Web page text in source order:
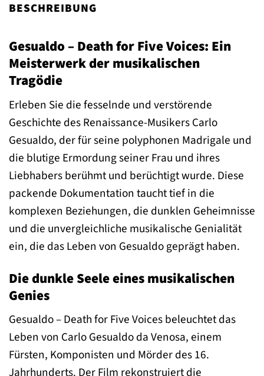
BESCHREIBUNG
Gesualdo – Death for Five Voices: Ein
Meisterwerk der musikalischen
Tragödie
Erleben Sie die fesselnde und verstörende
Geschichte des Renaissance-Musikers Carlo
Gesualdo, der für seine polyphonen Madrigale und
die blutige Ermordung seiner Frau und ihres
Liebhabers berühmt und berüchtigt wurde. Diese
packende Dokumentation taucht tief in die
komplexen Beziehungen, die dunklen Geheimnisse
und die unvergleichliche musikalische Genialität
ein, die das Leben von Gesualdo geprägt haben.
Die dunkle Seele eines musikalischen
Genies
Gesualdo – Death for Five Voices beleuchtet das
Leben von Carlo Gesualdo da Venosa, einem
Fürsten, Komponisten und Mörder des 16.
Jahrhunderts. Der Film rekonstruiert die